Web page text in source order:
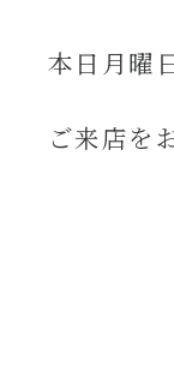
本日月曜
ご来店を